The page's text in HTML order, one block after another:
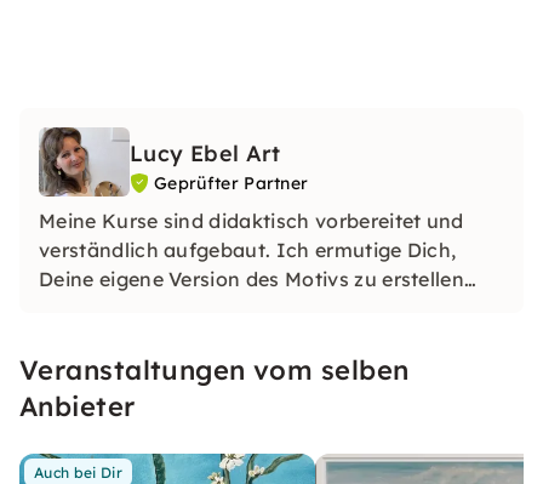
Lucy Ebel Art
Geprüfter Partner
Meine Kurse sind didaktisch vorbereitet und
verständlich aufgebaut. Ich ermutige Dich,
Deine eigene Version des Motivs zu erstellen
mit Deinem Malwerkzeug, Tipps und Kniffe und
ganz viel Empathie. :)
Veranstaltungen vom selben
Anbieter
Auch bei Dir